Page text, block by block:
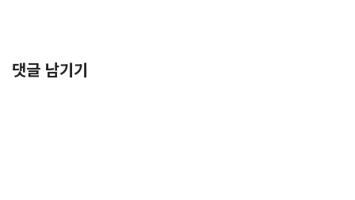
댓글 남기기